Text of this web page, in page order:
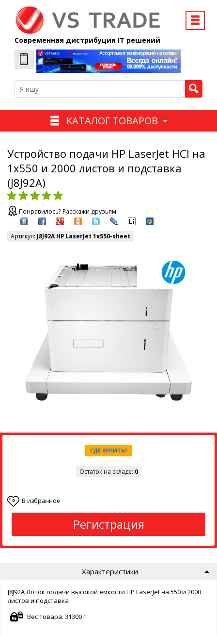
Современная дистрибуция IT решений
КАТАЛОГ ТОВАРОВ
Устройство подачи HP LaserJet HCI на
1x550 и 2000 листов и подставка
(J8J92A)
Понравилось? Расскажи друзьям!
Артикул: J8J92A HP LaserJet 1x550-sheet
ГДЕ КУПИТЬ?
Остаток на складе: 0
0 В избранное
Регистрация
Характеристики
J8J92A Лоток подачи высокой емкости HP LaserJet на 550 и 2000
листов и подставка
Вес товара: 31300 г